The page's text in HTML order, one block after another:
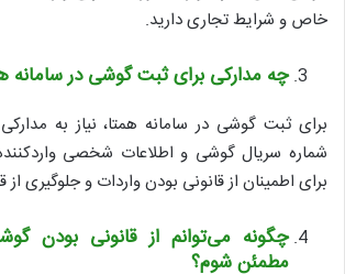
خاص و شرایط تجاری دارید.
چه مدارکی برای ثبت گوشی در سامانه
برای ثبت گوشی در سامانه همتا، نیاز به مدارکی
شماره سریال گوشی و اطلاعات شخصی
برای اطمینان از قانونی بودن واردات و جلوگیری
چگونه می‌توانم از قانونی بودن
مطمئن شوم؟